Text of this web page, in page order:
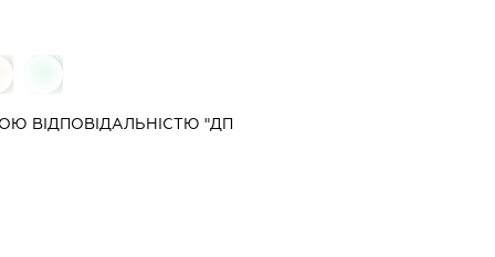
ВІДПОВІДАЛЬНІСТЮ "ДП